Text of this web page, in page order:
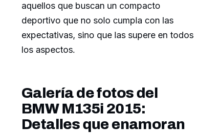
aquellos que buscan un compacto
deportivo que no solo cumpla con las
expectativas, sino que las supere en todos
los aspectos.
Galería de fotos del
BMW M135i 2015:
Detalles que enamoran